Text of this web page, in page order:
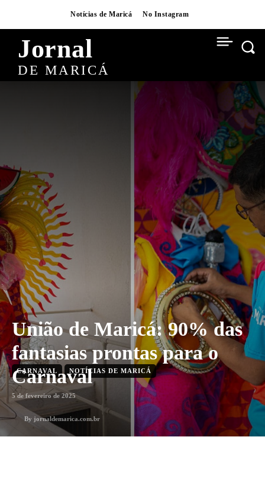
Notícias de Maricá No Instagram
Jornal
DE MARICÁ
União de Maricá: 90% das
fantasias prontas para o
Carnaval
CARNAVAL NOTÍCIAS DE MARICÁ
5 de fevereiro de 2025
By jornaldemarica.com.br